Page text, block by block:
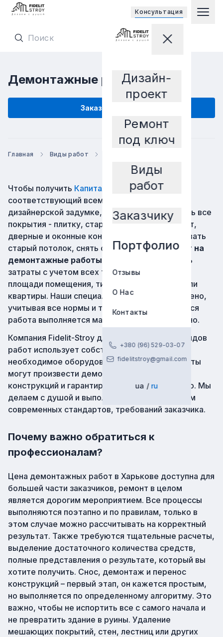
Перейти на главную страницу
Дизайн-
проект
Ремонт
под ключ
Виды
работ
Заказчику
Портфолио
Отзывы
О Нас
Контакты
Заказчику
+380 (96) 529-03-07
fidelitstroy@gmail.com
ua ru
Консультация
Демонтажные работы
заказать услугу
Главная Виды работ
Чтобы получить Капитальный ремонт ,
соответствующий всем требованиям и
дизайнерской задумке, часто требуется снять все
покрытия - плитку, старый паркет или ламинат,
дверные и оконные конструкции, демонтировать
старый потолок, снять обои и др. Прайс-лист на
демонтажные работы позволяет рассчитать
затраты с учетом всех требований заказчика,
площади помещения, типа элементов дома или
квартиры. Наши специалисты работают слажено,
учитывая все нормы и требования, поэтому вся
работа выполняется максимально качественно.
Компания Fidelit-Stroy для проведения всех видов
работ использует собственный инструмент и
необходимое оборудование. Наши специалисты
могут произвести демонтаж любых видов
конструкций и гарантируют высокое качество. Мы
делаем с душой и выполняем работы с учетом
современных стандартов, требований заказчика.
Почему важно обратиться к
профессионалам?
Цена демонтажных работ в Харькове доступна для
большей части заказчиков, ремонт в целом
является дорогим мероприятием. Все процессы
выполняются поэтапно и по правилам, только в
этом случае можно рассчитывать на корректный
результат. Также требуются тщательные расчеты,
выделение достаточного количества средств,
полные представления о результате, который вы
хотите получить. Снос, демонтаж и перенос
конструкций – первый этап, он кажется простым,
но выполняется по определенному алгоритму. Это
важно, чтобы не испортить все с самого начала и
не превратить здание в руины. Удаление
мешающих покрытий, стен, лестниц или других